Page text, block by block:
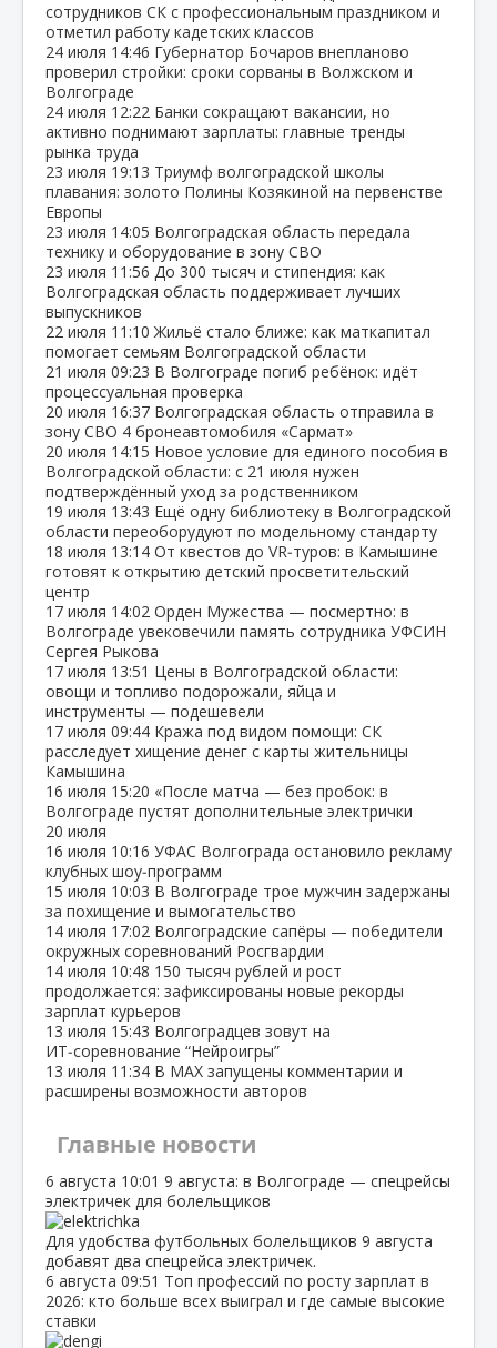
сотрудников СК с профессиональным праздником и
отметил работу кадетских классов
24 июля 14:46 Губернатор Бочаров внепланово
проверил стройки: сроки сорваны в Волжском и
Волгограде
24 июля 12:22 Банки сокращают вакансии, но
активно поднимают зарплаты: главные тренды
рынка труда
23 июля 19:13 Триумф волгоградской школы
плавания: золото Полины Козякиной на первенстве
Европы
23 июля 14:05 Волгоградская область передала
технику и оборудование в зону СВО
23 июля 11:56 До 300 тысяч и стипендия: как
Волгоградская область поддерживает лучших
выпускников
22 июля 11:10 Жильё стало ближе: как маткапитал
помогает семьям Волгоградской области
21 июля 09:23 В Волгограде погиб ребёнок: идёт
процессуальная проверка
20 июля 16:37 Волгоградская область отправила в
зону СВО 4 бронеавтомобиля «Сармат»
20 июля 14:15 Новое условие для единого пособия в
Волгоградской области: с 21 июля нужен
подтверждённый уход за родственником
19 июля 13:43 Ещё одну библиотеку в Волгоградской
области переоборудуют по модельному стандарту
18 июля 13:14 От квестов до VR‑туров: в Камышине
готовят к открытию детский просветительский
центр
17 июля 14:02 Орден Мужества — посмертно: в
Волгограде увековечили память сотрудника УФСИН
Сергея Рыкова
17 июля 13:51 Цены в Волгоградской области:
овощи и топливо подорожали, яйца и
инструменты — подешевели
17 июля 09:44 Кража под видом помощи: СК
расследует хищение денег с карты жительницы
Камышина
16 июля 15:20 «После матча — без пробок: в
Волгограде пустят дополнительные электрички
20 июля
16 июля 10:16 УФАС Волгограда остановило рекламу
клубных шоу‑программ
15 июля 10:03 В Волгограде трое мужчин задержаны
за похищение и вымогательство
14 июля 17:02 Волгоградские сапёры — победители
окружных соревнований Росгвардии
14 июля 10:48 150 тысяч рублей и рост
продолжается: зафиксированы новые рекорды
зарплат курьеров
13 июля 15:43 Волгоградцев зовут на
ИТ‑соревнование “Нейроигры”
13 июля 11:34 В МАХ запущены комментарии и
расширены возможности авторов
Главные новости
6 августа 10:01 9 августа: в Волгограде — спецрейсы
электричек для болельщиков
Для удобства футбольных болельщиков 9 августа
добавят два спецрейса электричек.
6 августа 09:51 Топ профессий по росту зарплат в
2026: кто больше всех выиграл и где самые высокие
ставки